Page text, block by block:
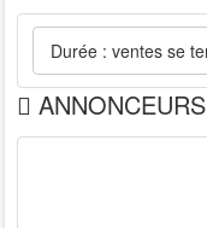
ANNONCEURS